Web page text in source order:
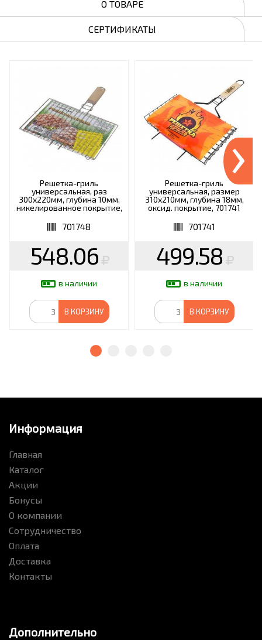
О ТОВАРЕ
СЕРТИФИКАТЫ
Решетка-гриль
универсальная, раз
300х220мм, глубина 10мм,
никелированное покрытие,
701748
548.06
в наличии
В КОРЗИНУ
Решетка-гриль
универсальная, размер
310х210мм, глубина 18мм,
оксид. покрытие, 701741
701741
499.58
в наличии
В КОРЗИНУ
›
Информация
Главная
Каталог
Акции
Бонусы
О компании
Сотрудничество
Оплата
Доставка
Контакты
Дополнительно